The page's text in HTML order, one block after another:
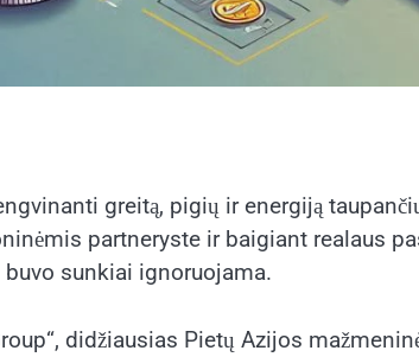
greitą, pigių ir energiją
partneryste ir baigiant realaus
sunkiai ignoruojama.
didžiausias Pietų Azijos